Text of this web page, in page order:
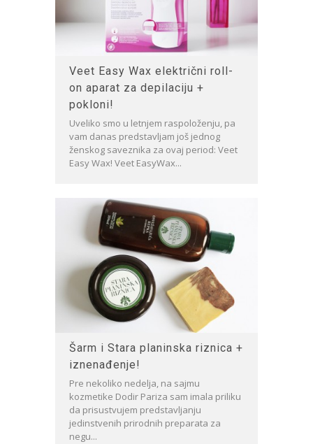
Veet Easy Wax električni roll-
on aparat za depilaciju +
pokloni!
Uveliko smo u letnjem raspoloženju, pa
vam danas predstavljam još jednog
ženskog saveznika za ovaj period: Veet
Easy Wax! Veet EasyWax...
Šarm i Stara planinska riznica +
iznenađenje!
Pre nekoliko nedelja, na sajmu
kozmetike Dodir Pariza sam imala priliku
da prisustvujem predstavljanju
jedinstvenih prirodnih preparata za
negu...